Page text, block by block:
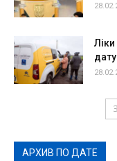
АРХИВ ПО ДАТЕ